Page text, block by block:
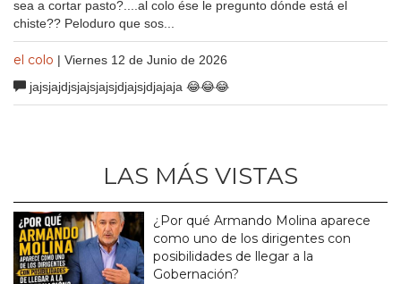
sea a cortar pasto?....al colo ése le pregunto dónde está el
chiste?? Peloduro que sos...
el colo | Viernes 12 de Junio de 2026
jajsjajdjsjajsjajsjdjajsjdjajaja 😂😂😂
LAS MÁS VISTAS
¿Por qué Armando Molina aparece
como uno de los dirigentes con
posibilidades de llegar a la
Gobernación?